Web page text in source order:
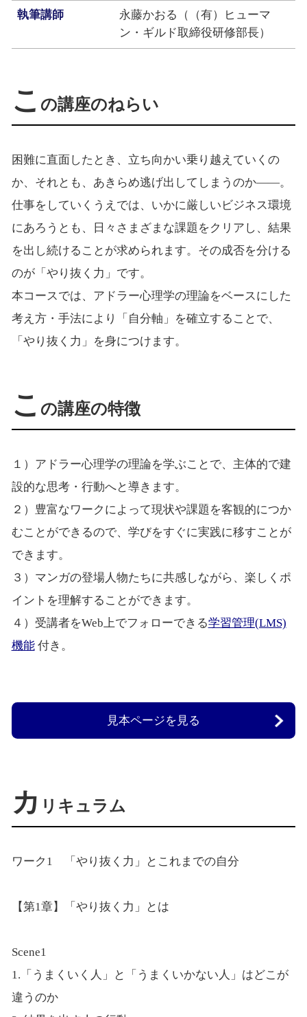
執筆講師
永藤かおる（（有）ヒューマ
ン・ギルド取締役研修部長）
こ の講座のねらい
困難に直面したとき、立ち向かい乗り越えていくの
か、それとも、あきらめ逃げ出してしまうのか――。
仕事をしていくうえでは、いかに厳しいビジネス環境
にあろうとも、日々さまざまな課題をクリアし、結果
を出し続けることが求められます。その成否を分ける
のが「やり抜く力」です。
本コースでは、アドラー心理学の理論をベースにした
考え方・手法により「自分軸」を確立することで、
「やり抜く力」を身につけます。
こ の講座の特徴
１）アドラー心理学の理論を学ぶことで、主体的で建
設的な思考・行動へと導きます。
２）豊富なワークによって現状や課題を客観的につか
むことができるので、学びをすぐに実践に移すことが
できます。
３）マンガの登場人物たちに共感しながら、楽しくポ
イントを理解することができます。
４）受講者をWeb上でフォローできる学習管理(LMS)
機能付き。
見本ページを見る
カ リキュラム
ワーク1 「やり抜く力」とこれまでの自分
【第1章】「やり抜く力」とは
Scene1
1.「うまくいく人」と「うまくいかない人」はどこが
違うのか